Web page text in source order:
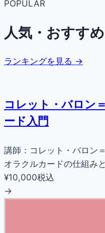
POPULAR
人気・おすす
ランキングを見る →
コレット・バロン
ード入門
講師：コレット・バロン
オラクルカードの仕組み
¥10,000税込
→